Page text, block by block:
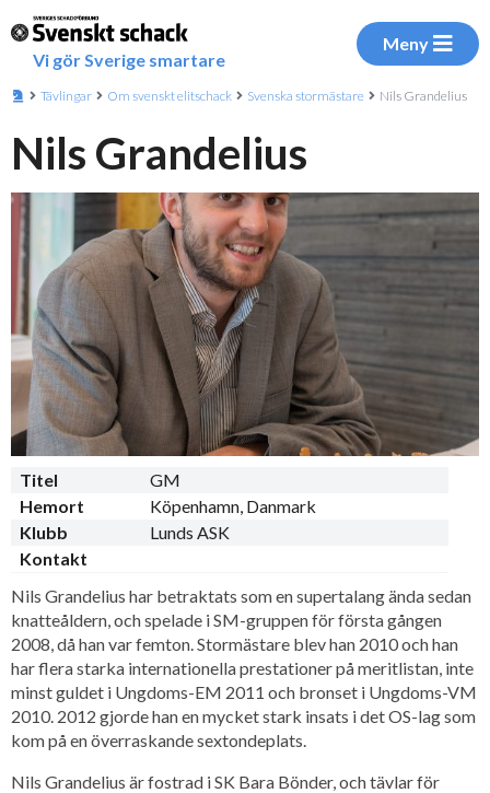
Vi gör Sverige smartare
Meny
Tävlingar Om svenskt elitschack Svenska stormästare Nils Grandelius
Nils Grandelius
Titel
GM
Hemort
Köpenhamn, Danmark
Klubb
Lunds ASK
Kontakt
Nils Grandelius har betraktats som en supertalang ända sedan
knatteåldern, och spelade i SM-gruppen för första gången
2008, då han var femton. Stormästare blev han 2010 och han
har flera starka internationella prestationer på meritlistan, inte
minst guldet i Ungdoms-EM 2011 och bronset i Ungdoms-VM
2010. 2012 gjorde han en mycket stark insats i det OS-lag som
kom på en överraskande sextondeplats.
Nils Grandelius är fostrad i SK Bara Bönder, och tävlar för